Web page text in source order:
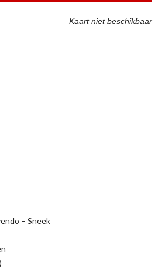
Kaart niet beschikbaar
– Sneek